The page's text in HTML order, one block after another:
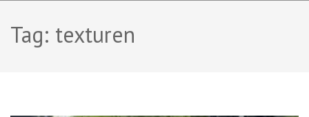
Tag: texturen